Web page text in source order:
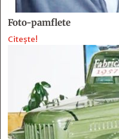
Foto-pamflete
Citește!